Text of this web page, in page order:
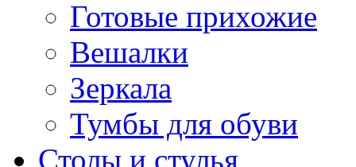
Готовые прихожие
Вешалки
Зеркала
Тумбы для обуви
Столы и стулья